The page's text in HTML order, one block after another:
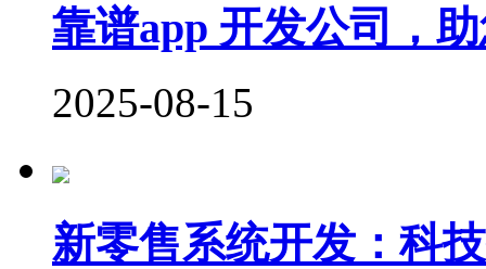
靠谱app 开发公司，
2025-08-15
新零售系统开发：科